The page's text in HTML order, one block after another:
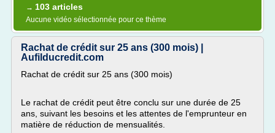
→ 103 articles
Aucune vidéo sélectionnée pour ce thème
Rachat de crédit sur 25 ans (300 mois) |
Aufilducredit.com
Rachat de crédit sur 25 ans (300 mois)
Le rachat de crédit peut être conclu sur une durée de 25
ans, suivant les besoins et les attentes de l'emprunteur en
matière de réduction de mensualités.